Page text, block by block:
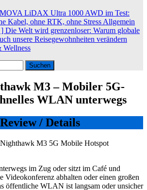
MOVA LiDAX Ultra 1000 AWD im Test:
Kabel, ohne RTK, ohne Stress Allgemein
] Die Welt wird grenzenloser: Warum globale
unsere Reisegewohnheiten verändern
Wellness
M3 – Mobiler 5G-
WLAN unterwegs
/ Details
im Zug oder sitzt im Café und
Videokonferenz abhalten oder einen großen
öffentliche WLAN ist langsam oder unsicher